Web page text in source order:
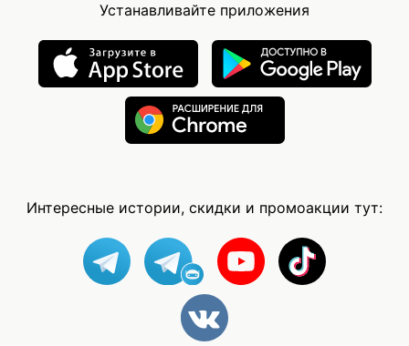
Устанавливайте приложения
Интересные истории, скидки и промоакции тут: